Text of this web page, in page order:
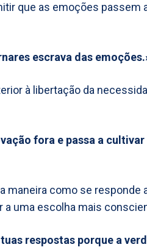
que as emoções passem
escrava das
à libertação da
fora e passa a
maneira como se responde
a uma escolha mais
respostas porque a